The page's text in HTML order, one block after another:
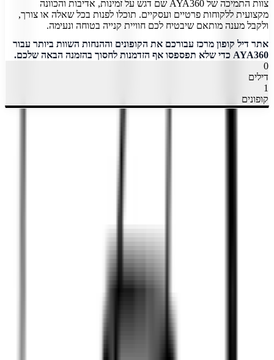
צוות התמיכה של AYA360 שם דגש על זמינות, אדיבות והכוונה
מקצועית ללקוחות פרטיים ועסקיים. תוכלו לפנות בכל שאלה או צורך,
ולקבל מענה מותאם שיבטיח לכם חוויית קנייה בטוחה ונעימה.
אתר דיל קופון מרכז עבורכם את הקופונים וההנחות השוות ביותר עבור
AYA360 כדי שלא תפספסו אף הזדמנות לחסוך בהזמנה הבאה שלכם.
0
דילים
1
קופונים